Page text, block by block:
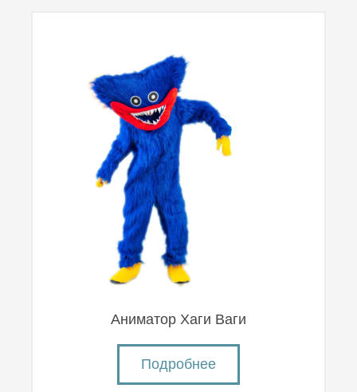
Аниматор Хаги Ваги
Подробнее